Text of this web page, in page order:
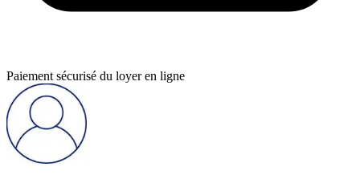
Paiement sécurisé du loyer en ligne